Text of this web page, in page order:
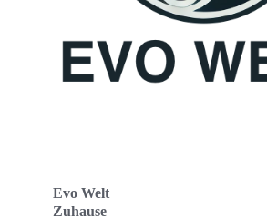
Evo Welt
Zuhause